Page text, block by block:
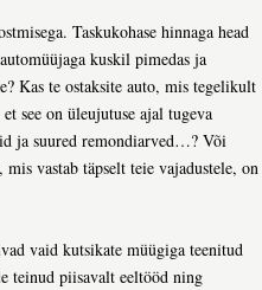
Taskukohase hinnaga head
kuskil pimedas ja
Kas te ostaksite auto, mis tegelikult
see on üleujutuse ajal tugeva
ja suured remondiarved…? Või
vastab täpselt teie vajadustele, on
vaid kutsikate müügiga teenitud
teinud piisavalt eeltööd ning